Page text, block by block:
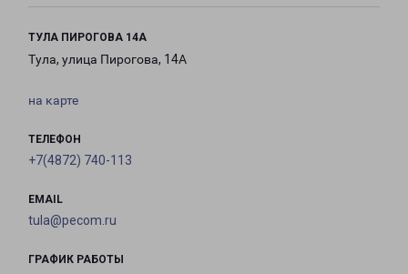
ТУЛА ПИРОГОВА 14А
Тула, улица Пирогова, 14А
на карте
ТЕЛЕФОН
+7(4872) 740-113
EMAIL
tula@pecom.ru
ГРАФИК РАБОТЫ